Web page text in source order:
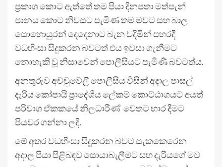
ප්‍රකාශ කොට ඇත්තේ තම පියා දිනපතා මත්පැන්
පානය කොට නිවසට පැමිණ තම මවට සහ බාල
සොහොයුරන් දෙදෙනාට බැන වදිමින් පහරදී
වධහිංසා සිදුකරන බවටත් එය ඉවසා ගැනීමට
නොහැකි වූ නිසාවෙන් පොලීසියට පැමිණි බවටත්ය.
අනතුරුව අච්චුවේලී පොලීසිය විසින් අදාල පාසල්
දැරිය කෝපායි ප්‍රාදේශීය ලේකම් කොට්ඨාශයට අයත්
පරිවාශ ඒකකයේ නිලධාරීණ් වෙතට භාර දීමට
පියවර ගන්නා ලදි.
මේ අතර වධහිංසා සිදුකරන බවට සැකකෙරෙන
අදාල පියා පිළිබඳව සොයාබැලීමට සහ දැරියගේ මව